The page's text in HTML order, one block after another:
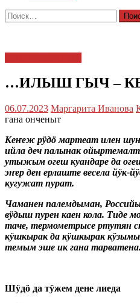
Найти:
…ИЛЫШ ГЫЧ –
06.07.2023 Маргарита Иванова
гана онченыт
Кеҥеж рӱдӧ мартеат илен
ийла деч палынак
утыжым огеш куандаре да
эҥер ден ерлаште весела
кугужат пурат.
Чаманен палемдыман,
вӱдыш пурен каен кола. Тиде
таче, термометрысе ртутян
кӱшкырак да кӱшкырак
темым эше ик гана тарватена.
Шӱдӧ да тӱжем дене лиеда